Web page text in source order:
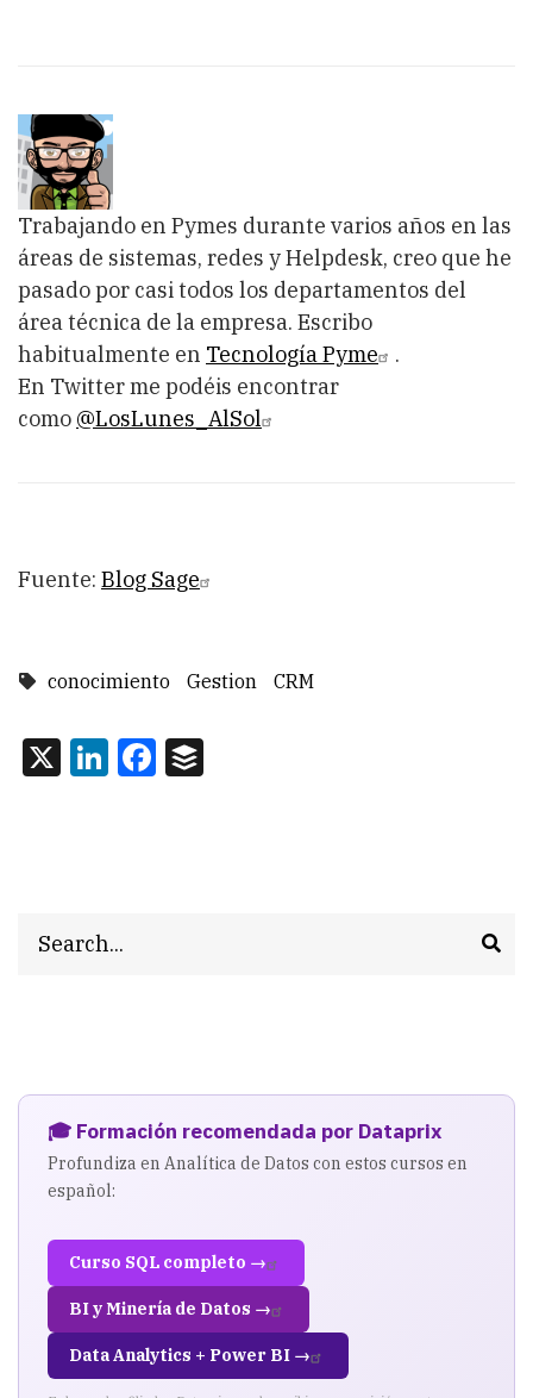
Trabajando en Pymes durante varios años en las
áreas de sistemas, redes y Helpdesk, creo que he
pasado por casi todos los departamentos del
área técnica de la empresa. Escribo
habitualmente en Tecnología Pyme
.
En Twitter me podéis encontrar
como @LosLunes_AlSol
Fuente: Blog Sage
conocimiento Gestion CRM
X LinkedIn
Facebook
🎓 Formación recomendada por Dataprix
Profundiza en Analítica de Datos con estos cursos en
español:
Curso SQL completo →
BI y Minería de Datos →
Data Analytics + Power BI →